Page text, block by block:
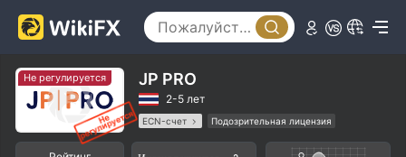
Не регулируется JP PRO
2-5 лет
ECN-счет
Подозрительная лицензия
Регион деятельности подозрителен
0
1
2
3
4
0
1